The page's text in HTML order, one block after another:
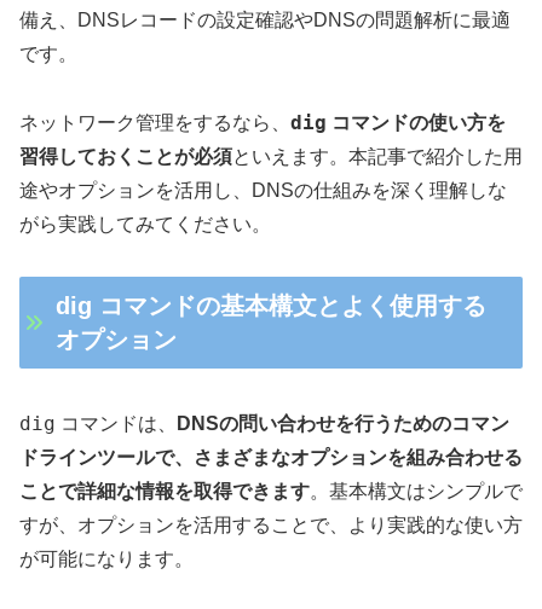
備え、DNSレコードの設定確認やDNSの問題解析に最適
です。
ネットワーク管理をするなら、 dig コマンドの使い方を
習得しておくことが必須といえます。本記事で紹介した用
途やオプションを活用し、DNSの仕組みを深く理解しな
がら実践してみてください。
dig コマンドの基本構文とよく使用する
オプション
dig コマンドは、
DNSの問い合わせを行うためのコマン
ドラインツールで、さまざまなオプションを組み合わせる
ことで詳細な情報を取得できます。基本構文はシンプルで
すが、オプションを活用することで、より実践的な使い方
が可能になります。